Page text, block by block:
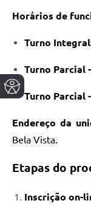
Horários de
Turno
Turno Parcial
Turno Parcial
Endereço da
Bela Vista.
Etapas do
Inscrição on-